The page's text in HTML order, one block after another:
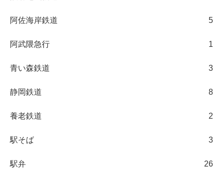
阿佐海岸鉄道 5
阿武隈急行 1
青い森鉄道 3
静岡鉄道 8
養老鉄道 2
駅そば 3
駅弁 26